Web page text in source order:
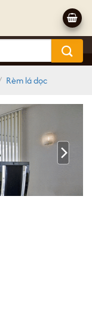
Rèm lá dọc